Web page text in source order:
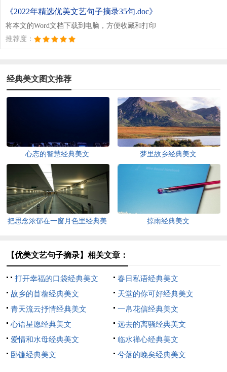
《2022年精选优美文艺句子摘录35句.doc》
将本文的Word文档下载到电脑，方便收藏和打印
推荐度：
经典美文图文推荐
心态的智慧经典美文 梦里故乡经典美文
把思念浓郁在一窗月色里经典美
掠雨经典美文
【优美文艺句子摘录】相关文章：
打开幸福的口袋经典美文
春日私语经典美文
故乡的苜蓿经典美文
天堂的你可好经典美文
青天流云抒情经典美文
一帛花信经典美文
心语星愿经典美文
远去的离骚经典美文
爱情和水母经典美文
临水禅心经典美文
卧镰经典美文
兮落的晚矣经典美文